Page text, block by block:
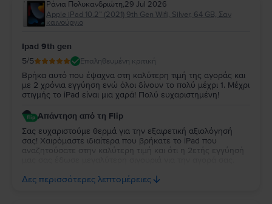
δόσεις.
Flip.ro, οι προσφορές για τοiPad Pro 2 11,0" (2020) 2ης γενιάςείναι
γενναιόδωρες και δυναμικές, σε περισσότερο από συμφέρουσες τιμές για
Ράνια Πολυκανδριώτη,29 Jul 2026
Apple iPad 10.2” (2021) 9th Gen Wifi, Silver, 64 GB, Σαν
καινούργιο
Ipad 9th gen
5/5 Επαληθευμένη κριτική
Βρήκα αυτό που έψαχνα στη καλύτερη τιμή της αγοράς και
με 2 χρόνια εγγύηση ενώ όλοι δίνουν το πολύ μέχρι 1. Μέχρι
στιγμής το iPad είναι μια χαρά! Πολύ ευχαριστημένη!
Απάντηση από τη Flip
Σας ευχαριστούμε θερμά για την εξαιρετική αξιολόγησή
σας! Χαιρόμαστε ιδιαίτερα που βρήκατε το iPad που
αναζητούσατε στην καλύτερη τιμή και ότι η 2ετής εγγύησή
να την απολαύσετε για πολύ καιρό.
Δες περισσότερες λεπτομέρειες